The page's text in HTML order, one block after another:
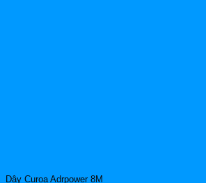
Dây Curoa Adrpower 8M